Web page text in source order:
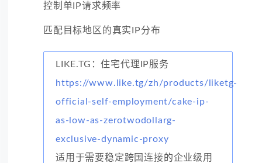
控制单IP请求频率
匹配目标地区的真实IP分布
LIKE.TG：住宅代理IP服务
https://www.like.tg/zh/products/liketg-
official-self-employment/cake-ip-
as-low-as-zerotwodollarg-
exclusive-dynamic-proxy
适用于需要稳定跨国连接的企业级用